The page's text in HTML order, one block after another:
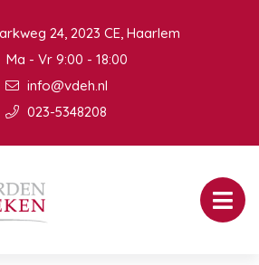
24, 2023 CE, Haarlem
Ma - Vr 9:00 - 18:00
info@vdeh.nl
023-5348208